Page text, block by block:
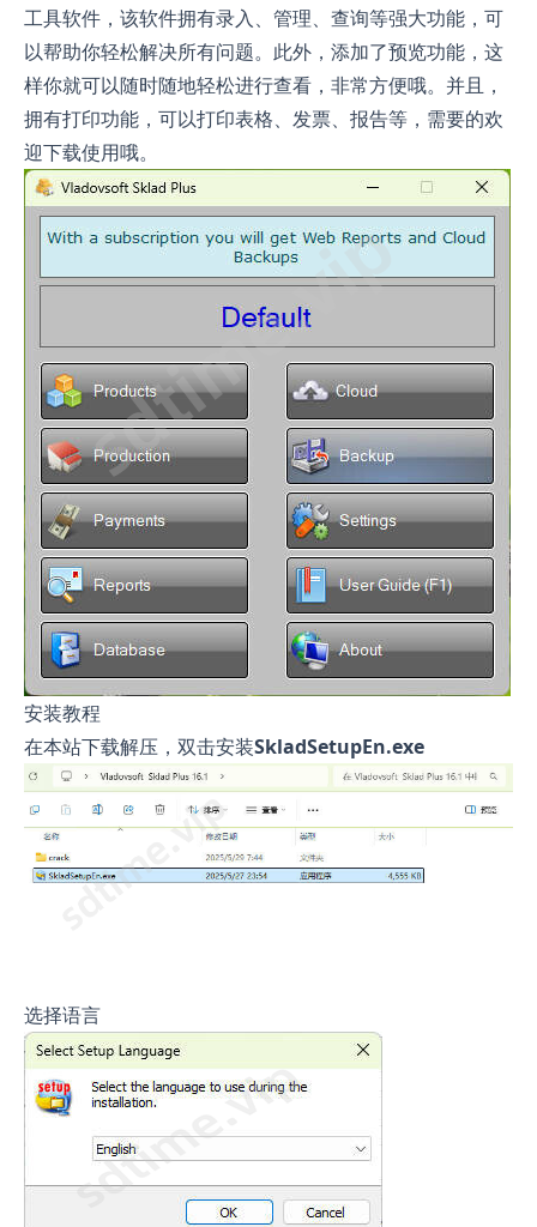
工具软件，该软件拥有录入、管理、查询等强大功能，可
以帮助你轻松解决所有问题。此外，添加了预览功能，这
样你就可以随时随地轻松进行查看，非常方便哦。并且，
拥有打印功能，可以打印表格、发票、报告等，需要的欢
迎下载使用哦。
安装教程
在本站下载解压，双击安装SkladSetupEn.exe
选择语言